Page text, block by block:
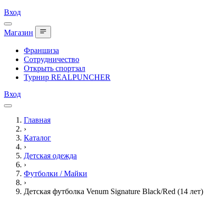
Вход
Магазин
Франшиза
Сотрудничество
Открыть спортзал
Турнир REALPUNCHER
Вход
Главная
›
Каталог
›
Детская одежда
›
Футболки / Майки
›
Детская футболка Venum Signature Black/Red (14 лет)